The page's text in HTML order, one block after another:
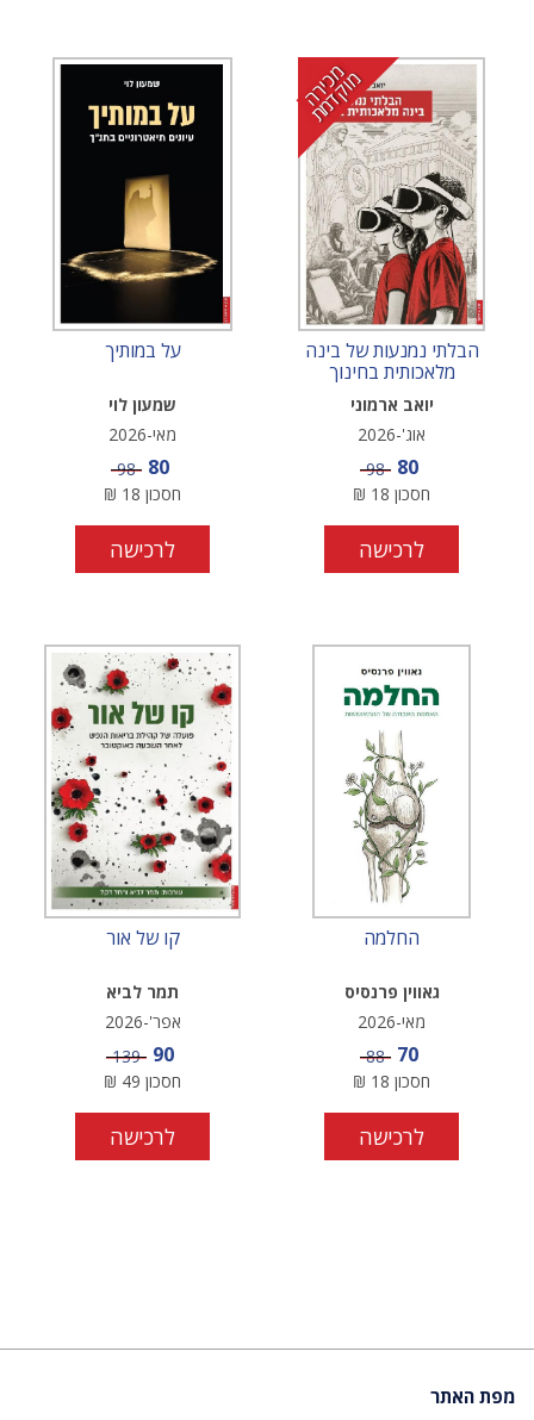
מ
כ
י
ר
ה
מ
ו
ק
ד
מ
ת
הבלתי נמנעות של בינה
מלאכותית בחינוך
יואב ארמוני
אוג'-2026
מחיר מבצע
80 מחיר
98
חסכון 18
₪
לרכישה
על במותיך
שמעון לוי
מאי-2026
מחיר מבצע
80 מחיר
98
חסכון 18
₪
לרכישה
החלמה
גאווין פרנסיס
מאי-2026
מחיר מבצע
70 מחיר
88
חסכון 18
₪
לרכישה
קו של אור
תמר לביא
אפר'-2026
מחיר מבצע
90 מחיר
139
חסכון 49
₪
לרכישה
מפת האתר